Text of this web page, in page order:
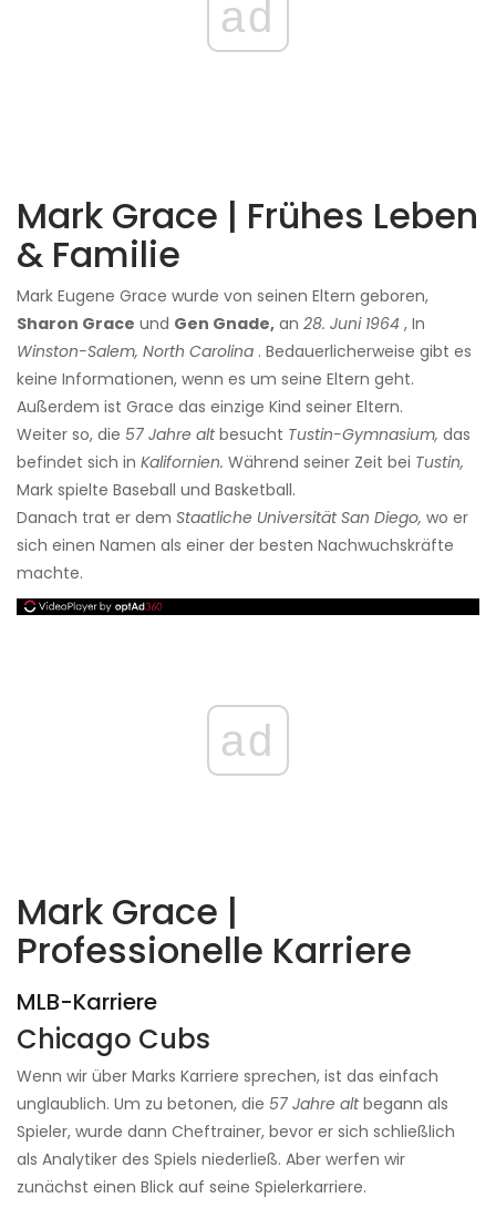
ad
Mark Grace | Frühes Leben
& Familie
Mark Eugene Grace wurde von seinen Eltern geboren,
Sharon Grace und Gen Gnade, an 28. Juni 1964 , In
Winston-Salem, North Carolina . Bedauerlicherweise gibt es
keine Informationen, wenn es um seine Eltern geht.
Außerdem ist Grace das einzige Kind seiner Eltern.
Weiter so, die 57 Jahre altbesucht Tustin-Gymnasium, das
befindet sich in Kalifornien. Während seiner Zeit bei Tustin,
Mark spielte Baseball und Basketball.
Danach trat er dem Staatliche Universität San Diego, wo er
sich einen Namen als einer der besten Nachwuchskräfte
machte.
ad
Mark Grace |
Professionelle Karriere
MLB-Karriere
Chicago Cubs
Wenn wir über Marks Karriere sprechen, ist das einfach
unglaublich. Um zu betonen, die 57 Jahre altbegann als
Spieler, wurde dann Cheftrainer, bevor er sich schließlich
als Analytiker des Spiels niederließ. Aber werfen wir
zunächst einen Blick auf seine Spielerkarriere.